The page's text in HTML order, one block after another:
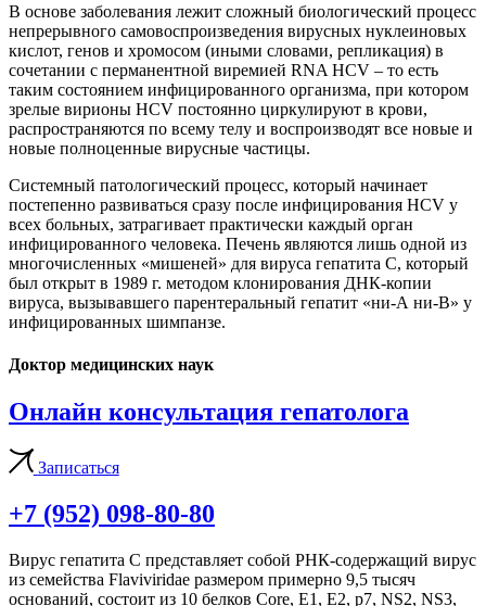
В основе заболевания лежит сложный биологический процесс
непрерывного самовоспроизведения вирусных нуклеиновых
кислот, генов и хромосом (иными словами, репликация) в
сочетании с перманентной виремией RNA HCV – то есть
таким состоянием инфицированного организма, при котором
зрелые вирионы HCV постоянно циркулируют в крови,
распространяются по всему телу и воспроизводят все новые и
новые полноценные вирусные частицы.
Системный патологический процесс, который начинает
постепенно развиваться сразу после инфицирования HCV у
всех больных, затрагивает практически каждый орган
инфицированного человека. Печень являются лишь одной из
многочисленных «мишеней» для вируса гепатита С, который
был открыт в 1989 г. методом клонирования ДНК-копии
вируса, вызывавшего парентеральный гепатит «ни-А ни-В» у
инфицированных шимпанзе.
Доктор медицинских наук
Онлайн консультация гепатолога
Записаться
+7 (952) 098-80-80
Вирус гепатита С представляет собой РНК-содержащий вирус
из семейства Flaviviridae размером примерно 9,5 тысяч
оснований, состоит из 10 белков Core, E1, E2, p7, NS2, NS3,